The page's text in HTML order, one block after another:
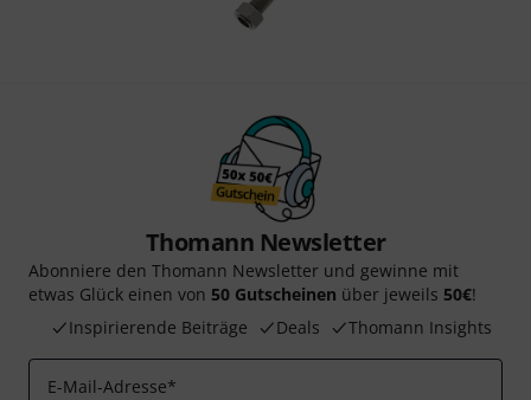
Thomann Newsletter
Abonniere den Thomann Newsletter und gewinne mit
etwas Glück einen von 50 Gutscheinen über jeweils 50€!
Inspirierende Beiträge
Deals Thomann Insights
E-Mail-Adresse*